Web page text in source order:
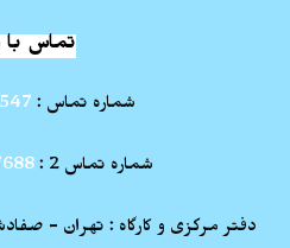
تماس با
شماره تماس :
شماره تماس 2 :
دفتر مرکزی و کارگاه : تهران - صفادشت -